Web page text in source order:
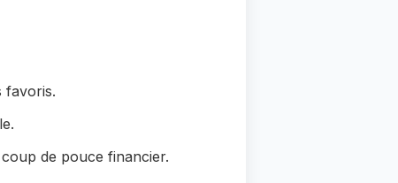
favoris.
de pouce financier.